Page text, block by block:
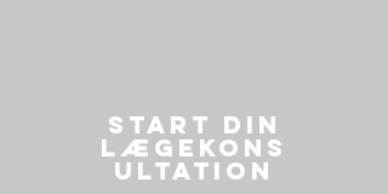
Start din
Lægekons
ultation